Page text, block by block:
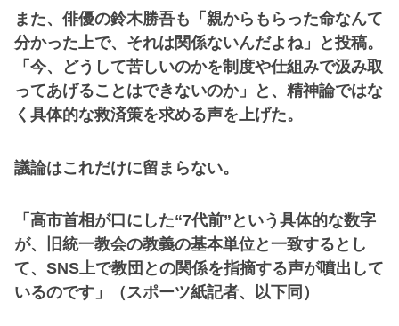
また、俳優の鈴木勝吾も「親からもらった命なんて
分かった上で、それは関係ないんだよね」と投稿。
「今、どうして苦しいのかを制度や仕組みで汲み取
ってあげることはできないのか」と、精神論ではな
く具体的な救済策を求める声を上げた。
議論はこれだけに留まらない。
「高市首相が口にした“7代前”という具体的な数字
が、旧統一教会の教義の基本単位と一致するとし
て、SNS上で教団との関係を指摘する声が噴出して
いるのです」（スポーツ紙記者、以下同）